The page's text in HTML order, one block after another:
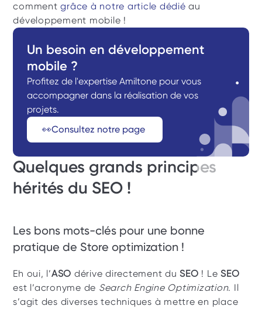
comment grâce à notre article dédié au
développement mobile !
Un besoin en développement
mobile ?
Profitez de l'expertise Amiltone pour vous
accompagner dans la réalisation de vos
projets.
👀Consultez notre page
Quelques grands principes
hérités du SEO !
Les bons mots-clés pour une bonne
pratique de Store optimization !
Eh oui, l’ASO dérive directement du SEO ! Le SEO
est l’acronyme de Search Engine Optimization. Il
s’agit des diverses techniques à mettre en place